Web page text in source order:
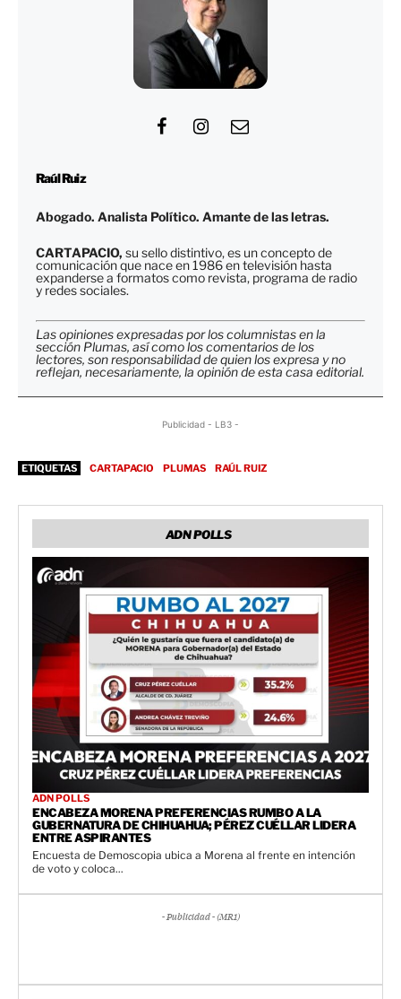
Raúl Ruiz
Abogado. Analista Político. Amante de las letras.
CARTAPACIO, su sello distintivo, es un concepto de
comunicación que nace en 1986 en televisión hasta
expanderse a formatos como revista, programa de radio
y redes sociales.
Las opiniones expresadas por los columnistas en la
sección Plumas, así como los comentarios de los
lectores, son responsabilidad de quien los expresa y no
reflejan, necesariamente, la opinión de esta casa editorial.
Publicidad - LB3 -
ETIQUETAS CARTAPACIO PLUMAS RAÚL RUIZ
ADN POLLS
ADN POLLS
ENCABEZA MORENA PREFERENCIAS RUMBO A LA
GUBERNATURA DE CHIHUAHUA; PÉREZ CUÉLLAR LIDERA
ENTRE ASPIRANTES
Encuesta de Demoscopia ubica a Morena al frente en intención
de voto y coloca...
- Publicidad - (MR1)